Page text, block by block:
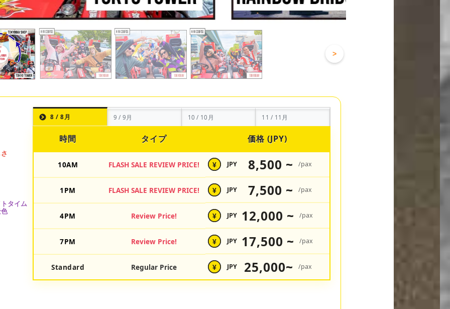
>
8 / 8月 9 / 9月 10 / 10月 11 / 11月
時間 タイプ 価格 (JPY)
10AM FLASH SALE REVIEW PRICE! ¥ JPY 8,500 ~ /pax
1PM FLASH SALE REVIEW PRICE! ¥ JPY 7,500 ~ /pax
4PM Review Price! ¥ JPY 12,000 ~ /pax
7PM Review Price! ¥ JPY 17,500 ~ /pax
Standard Regular Price ¥ JPY 25,000~ /pax